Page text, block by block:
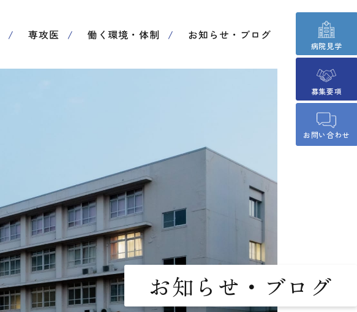
専攻医 働く環境・体制 お知らせ・ブログ
病院見学
募集要項
お問い合わせ
お知らせ・ブログ